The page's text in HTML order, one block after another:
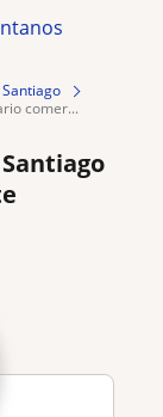
Santiago
comer...